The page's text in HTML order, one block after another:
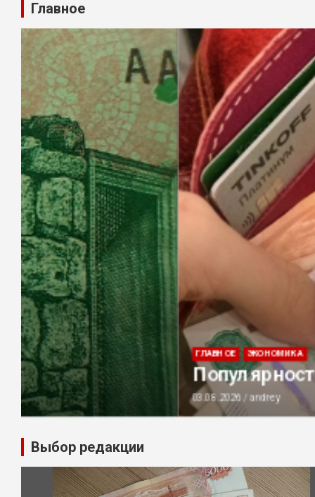
Главное
ГЛАВНОЕ ЭКОНОМИКА
Популярность наличных в
03.08.2026
Выбор редакции